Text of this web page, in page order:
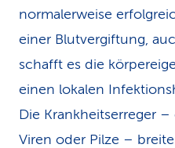
normalerweise
einer Blutvergiftung,
schafft es die
einen lokalen
Die Krankheitserreger
Viren oder Pilze –